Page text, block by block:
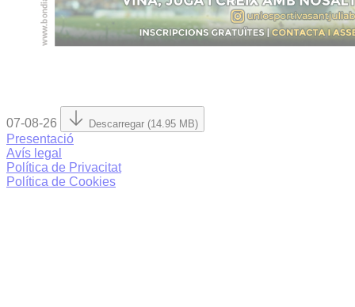
07-08-26 Descarregar (14.95 MB)
Presentació
Avís legal
Política de Privacitat
Política de Cookies